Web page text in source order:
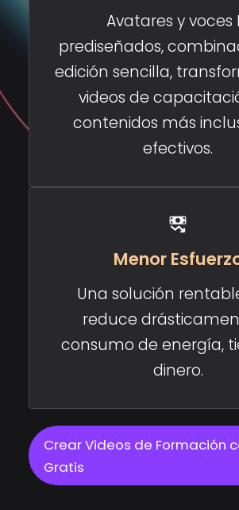
Avatares y voces
prediseñados,
edición sencilla,
videos de
contenidos más
efectivos.
Menor
Una solución
reduce
consumo de energía,
dinero.
Crear Videos de Formación
Gratis